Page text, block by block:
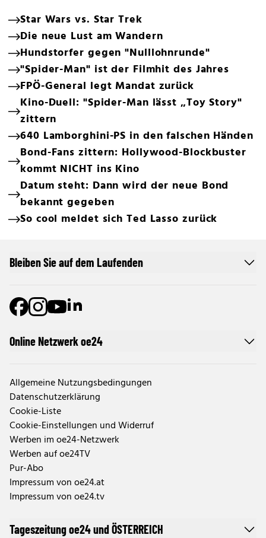
Star Wars vs. Star Trek
Die neue Lust am Wandern
Hundstorfer gegen "Nulllohnrunde"
"Spider-Man" ist der Filmhit des Jahres
FPÖ-General legt Mandat zurück
Kino-Duell: "Spider-Man lässt „Toy Story"
zittern
640 Lamborghini-PS in den falschen Händen
Bond-Fans zittern: Hollywood-Blockbuster
kommt NICHT ins Kino
Datum steht: Dann wird der neue Bond
bekannt gegeben
So cool meldet sich Ted Lasso zurück
Online Netzwerk oe24
Allgemeine Nutzungsbedingungen
Datenschutzerklärung
Cookie-Liste
Cookie-Einstellungen und Widerruf
Werben im oe24-Netzwerk
Werben auf oe24TV
Pur-Abo
Impressum von oe24.at
Impressum von oe24.tv
Tageszeitung oe24 und ÖSTERREICH
Bleiben Sie auf dem Laufenden